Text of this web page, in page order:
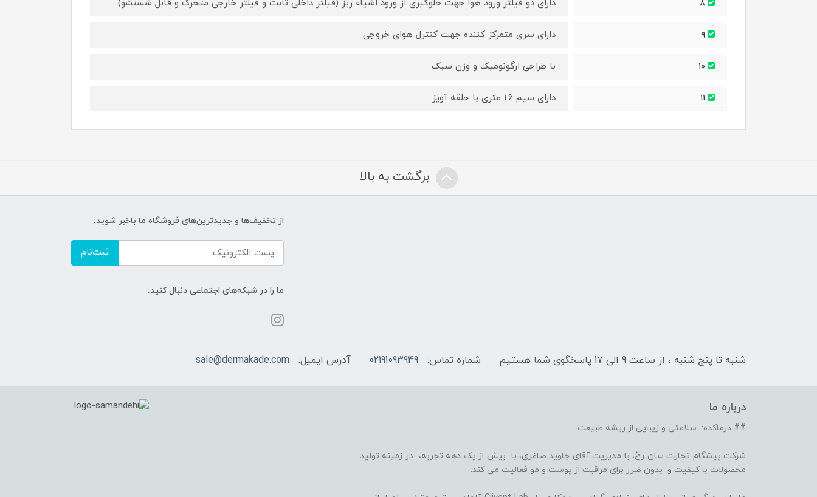
دارای دو فیلتر ورود هوا جهت جلوگیری از ورود اشیاء ریز (فیلتر داخلی ثابت و فیلتر خارجی متحرک و قابل شستشو)
دارای سری متمرکز کننده جهت کنترل هوای خروجی
با طراحی ارگونومیک و وزن سبک
دارای سیم ۱.۶ متری با حلقه آویز
برگشت به بالا
از تخفیف‌ها و جدیدترین‌های فروشگاه ما باخبر شوید:
ثبت‌نام
ما را در شبکه‌های اجتماعی دنبال کنید:
شنبه تا پنج شنبه ، از ساعت 9 الی 17 پاسخگوی شما هستیم شماره تماس: 02191093949 آدرس ایمیل: sale@dermakade.com
درباره ما
## درماکده: سلامتی و زیبایی از ریشه طبیعت
شرکت پیشگام تجارت سان رخ، با مدیریت آقای جاوید صاغری، با بیش از یک دهه تجربه، در زمینه تولید
محصولات با کیفیت و بدون ضرر برای مراقبت از پوست و مو فعالیت می کند.